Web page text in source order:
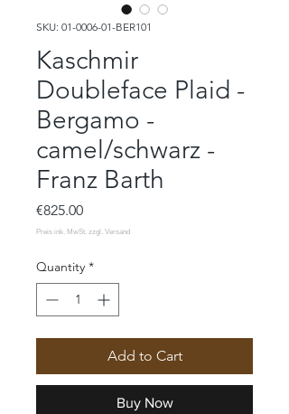
SKU: 01-0006-01-BER101
Kaschmir
Doubleface Plaid -
Bergamo -
camel/schwarz -
Franz Barth
€825.00Price
Quantity *
Add to Cart
Buy Now